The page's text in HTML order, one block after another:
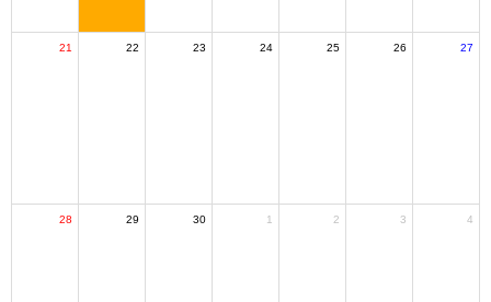
21 22 23 24 25 26 27
28 29 30 1 2 3 4